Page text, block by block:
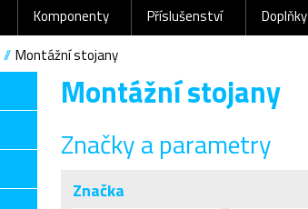
Komponenty Příslušenství Doplňky
Montážní stojany
Montážní stojany
Značky a parametry
Značka